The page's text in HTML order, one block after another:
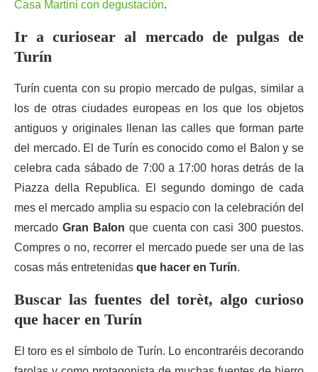
Casa Martini con degustación.
Ir a curiosear al mercado de pulgas de
Turín
Turín cuenta con su propio mercado de pulgas, similar a
los de otras ciudades europeas en los que los objetos
antiguos y originales llenan las calles que forman parte
del mercado. El de Turín es conocido como el Balon y se
celebra cada sábado de 7:00 a 17:00 horas detrás de la
Piazza della Republica. El segundo domingo de cada
mes el mercado amplia su espacio con la celebración del
mercado Gran Balon que cuenta con casi 300 puestos.
Compres o no, recorrer el mercado puede ser una de las
cosas más entretenidas que hacer en Turín.
Buscar las fuentes del torèt, algo curioso
que hacer en Turín
El toro es el símbolo de Turín. Lo encontraréis decorando